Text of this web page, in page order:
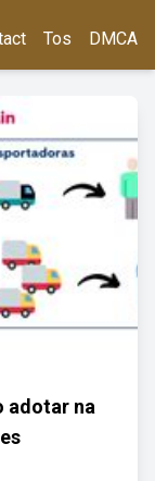
Tos DMCA
adotar na